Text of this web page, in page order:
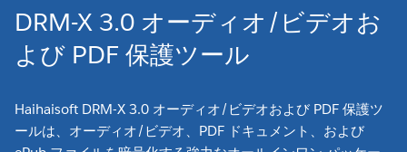
DRM-X 3.0 オーディオ/ビデオお
よび PDF 保護ツール
Haihaisoft DRM-X 3.0 オーディオ/ビデオおよび PDF 保護ツ
ールは、オーディオ/ビデオ、PDF ドキュメント、および